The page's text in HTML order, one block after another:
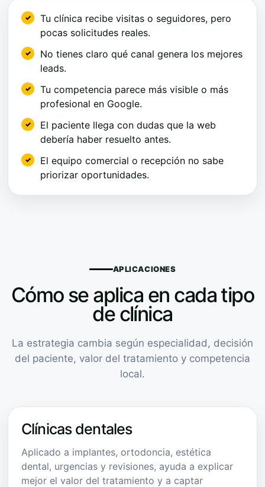
Tu clínica recibe visitas o seguidores, pero
pocas solicitudes reales.
No tienes claro qué canal genera los mejores
leads.
Tu competencia parece más visible o más
profesional en Google.
El paciente llega con dudas que la web
debería haber resuelto antes.
El equipo comercial o recepción no sabe
priorizar oportunidades.
APLICACIONES
Cómo se aplica en cada tipo
de clínica
La estrategia cambia según especialidad, decisión
del paciente, valor del tratamiento y competencia
local.
Clínicas dentales
Aplicado a implantes, ortodoncia, estética
dental, urgencias y revisiones, ayuda a explicar
mejor el valor del tratamiento y a captar